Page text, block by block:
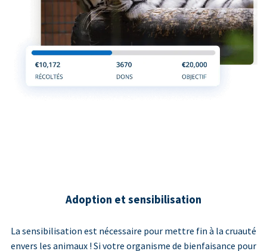
Adoption et sensibilisation
La sensibilisation est nécessaire pour mettre fin à la cruauté
envers les animaux ! Si votre organisme de bienfaisance pour